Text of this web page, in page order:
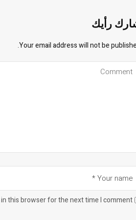
رأيك
Your email address will not be
this browser for the next time I comment.